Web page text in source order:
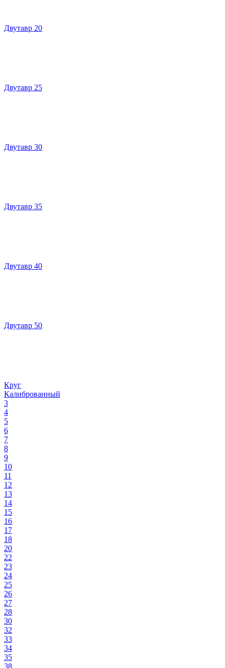
Двутавр 20
Двутавр 25
Двутавр 30
Двутавр 35
Двутавр 40
Двутавр 50
Круг
Калиброванный
3
4
5
6
7
8
9
10
11
12
13
14
15
16
17
18
20
22
23
24
25
26
27
28
30
32
33
34
35
38